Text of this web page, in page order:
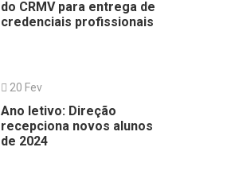
do CRMV para entrega de
credenciais profissionais
20 Fev
Ano letivo: Direção
recepciona novos alunos
de 2024